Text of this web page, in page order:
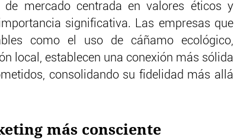
mercado centrada en valores éticos y
significativa. Las empresas que
como el uso de cáñamo ecológico,
local, establecen una conexión más sólida
consolidando su fidelidad más allá
más consciente